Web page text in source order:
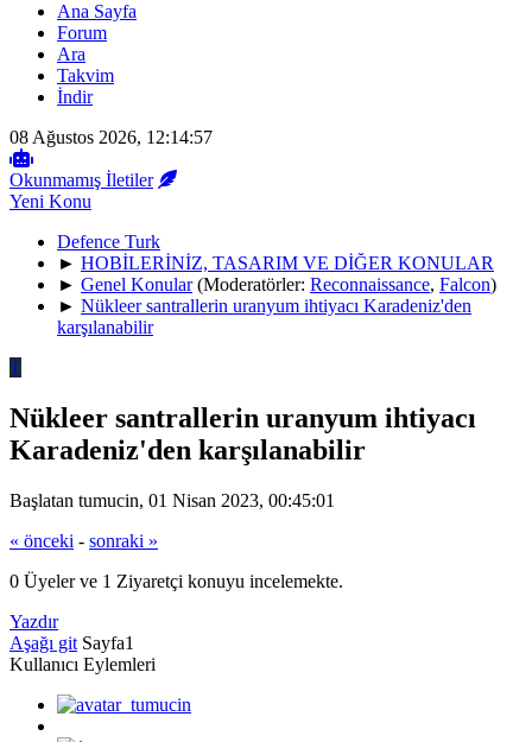
Ana Sayfa
Forum
Ara
Takvim
İndir
08 Ağustos 2026, 12:14:57
Okunmamış İletiler
Yeni Konu
Defence Turk
► HOBİLERİNİZ, TASARIM VE DİĞER KONULAR
► Genel Konular (Moderatörler: Reconnaissance, Falcon)
► Nükleer santrallerin uranyum ihtiyacı Karadeniz'den
karşılanabilir
T
Nükleer santrallerin uranyum ihtiyacı
Karadeniz'den karşılanabilir
Başlatan tumucin, 01 Nisan 2023, 00:45:01
« önceki - sonraki »
0 Üyeler ve 1 Ziyaretçi konuyu incelemekte.
Yazdır
Aşağı git Sayfa1
Kullanıcı Eylemleri